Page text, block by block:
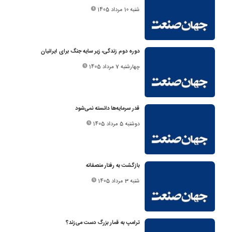
شنبه 10 مرداد 1405
دوره دوم زندگی، زیر سایه جنگ برای ایرانیان
چهارشنبه 7 مرداد 1405
قدر سرمایه‌ها دانسته نمی‌شود
دوشنبه 5 مرداد 1405
بازگشت به رفتار منصفانه
شنبه 3 مرداد 1405
ترامپ به قمار بزرگ دست می‌زند؟